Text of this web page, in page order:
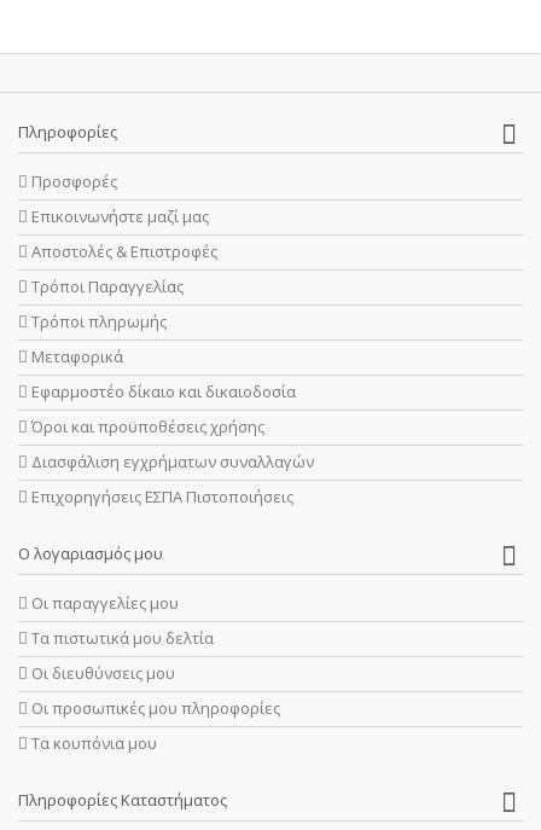
Πληροφορίες
Προσφορές
Επικοινωνήστε μαζί μας
Αποστολές & Επιστροφές
Τρόποι Παραγγελίας
Τρόποι πληρωμής
Μεταφορικά
Εφαρμοστέο δίκαιο και δικαιοδοσία
Όροι και προϋποθέσεις χρήσης
Διασφάλιση εγχρήματων συναλλαγών
Επιχορηγήσεις ΕΣΠΑ Πιστοποιήσεις
Ο λογαριασμός μου
Οι παραγγελίες μου
Τα πιστωτικά μου δελτία
Οι διευθύνσεις μου
Οι προσωπικές μου πληροφορίες
Τα κουπόνια μου
Πληροφορίες Καταστήματος